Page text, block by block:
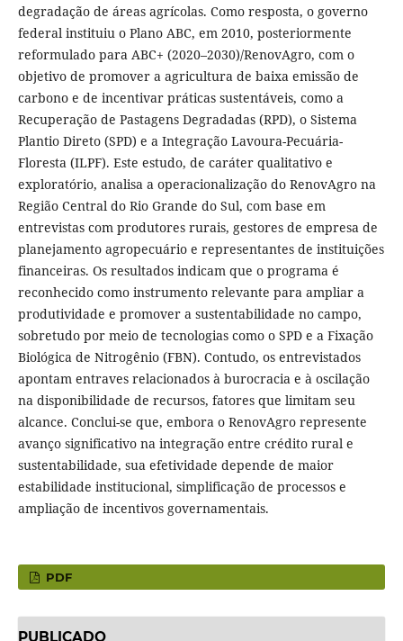
degradação de áreas agrícolas. Como resposta, o governo
federal instituiu o Plano ABC, em 2010, posteriormente
reformulado para ABC+ (2020–2030)/RenovAgro, com o
objetivo de promover a agricultura de baixa emissão de
carbono e de incentivar práticas sustentáveis, como a
Recuperação de Pastagens Degradadas (RPD), o Sistema
Plantio Direto (SPD) e a Integração Lavoura-Pecuária-
Floresta (ILPF). Este estudo, de caráter qualitativo e
exploratório, analisa a operacionalização do RenovAgro na
Região Central do Rio Grande do Sul, com base em
entrevistas com produtores rurais, gestores de empresa de
planejamento agropecuário e representantes de instituições
financeiras. Os resultados indicam que o programa é
reconhecido como instrumento relevante para ampliar a
produtividade e promover a sustentabilidade no campo,
sobretudo por meio de tecnologias como o SPD e a Fixação
Biológica de Nitrogênio (FBN). Contudo, os entrevistados
apontam entraves relacionados à burocracia e à oscilação
na disponibilidade de recursos, fatores que limitam seu
alcance. Conclui-se que, embora o RenovAgro represente
avanço significativo na integração entre crédito rural e
sustentabilidade, sua efetividade depende de maior
estabilidade institucional, simplificação de processos e
ampliação de incentivos governamentais.
PDF
PUBLICADO